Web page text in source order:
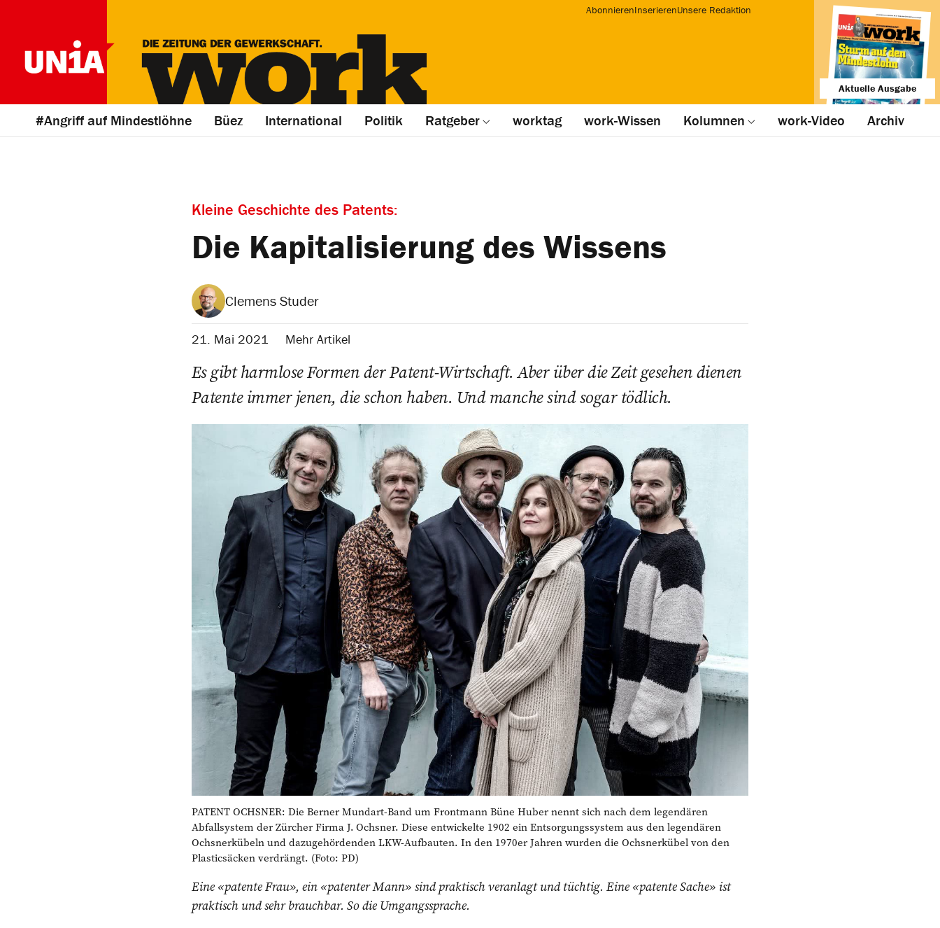
AbonnierenInserierenUnsere Redaktion
Aktuelle Ausgabe
#Angriff auf Mindestlöhne Büez International Politik Ratgeber worktag work-Wissen Kolumnen work-Video Archiv
Kleine Geschichte des Patents:
Die Kapitalisierung des Wissens
Clemens Studer
21. Mai 2021 Mehr Artikel
Es gibt harmlose Formen der Patent-Wirtschaft. Aber über die Zeit gesehen dienen
Patente immer jenen, die schon haben. Und manche sind sogar tödlich.
PATENT OCHSNER: Die Berner Mundart-Band um Frontmann Büne Huber nennt sich nach dem legendären
Abfallsystem der Zürcher Firma J. Ochsner. Diese entwickelte 1902 ein Entsorgungssystem aus den legendären
Ochsnerkübeln und dazugehördenden LKW-Aufbauten. In den 1970er Jahren wurden die Ochsnerkübel von den
Plasticsäcken verdrängt. (Foto: PD)
Eine «patente Frau», ein «patenter Mann» sind praktisch veranlagt und tüchtig. Eine «patente Sache» ist
praktisch und sehr brauchbar. So die Umgangssprache.